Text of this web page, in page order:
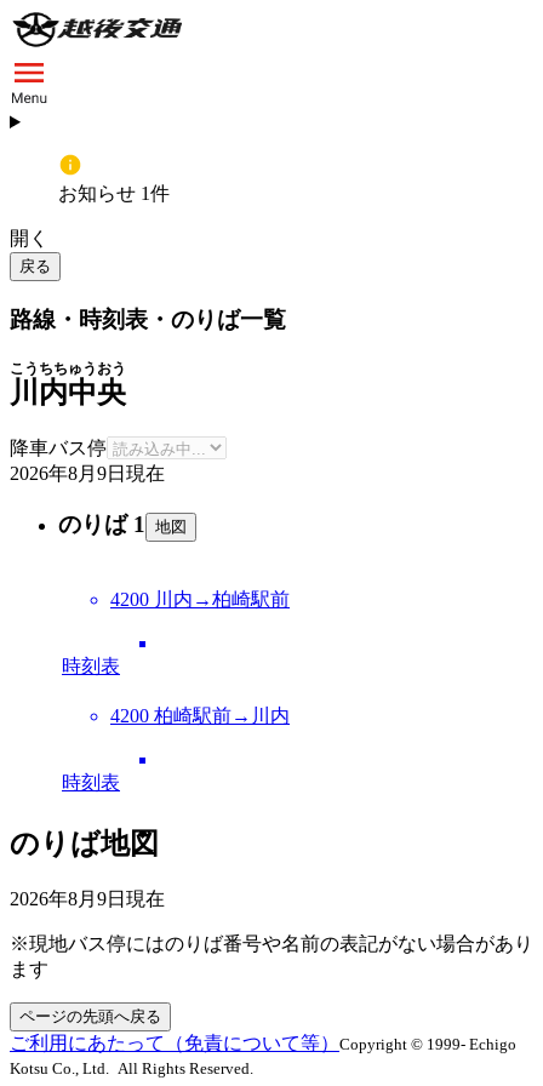
お知らせ 1件
開く
戻る
路線・時刻表・のりば一覧
川内中央
こうちちゅうおう
降車バス停
2026年8月9日 現在
のりば 1 地図
4200 川内→柏崎駅前
時刻表
4200 柏崎駅前→川内
時刻表
のりば地図
2026年8月9日 現在
※現地バス停にはのりば番号や名前の表記がない場合があり
ます
ページの先頭へ戻る
ご利用にあたって（免責について等） Copyright © 1999- Echigo
Kotsu Co., Ltd. All Rights Reserved.